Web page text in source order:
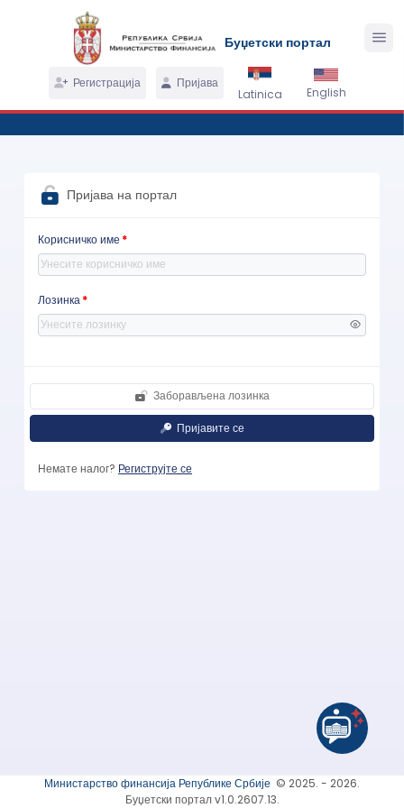
Буџетски портал
Latinica English
Пријава
Регистрација
Пријава на портал
Корисничко име
Лозинка
Заборављена лозинка
Пријавите се
Немате налог? Региструјте се
Министарство финансија Републике Србије © 2025. - 2026.
Буџетски портал v1.0.2607.13.